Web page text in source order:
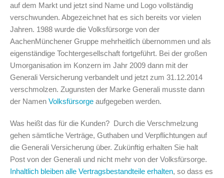
auf dem Markt und jetzt sind Name und Logo vollständig
verschwunden. Abgezeichnet hat es sich bereits vor vielen
Jahren. 1988 wurde die Volksfürsorge von der
AachenMünchener Gruppe mehrheitlich übernommen und als
eigenständige Tochtergesellschaft fortgeführt. Bei der großen
Umorganisation im Konzern im Jahr 2009 dann mit der
Generali Versicherung verbandelt und jetzt zum 31.12.2014
verschmolzen. Zugunsten der Marke Generali musste dann
der Namen Volksfürsorge aufgegeben werden.
Was heißt das für die Kunden? Durch die Verschmelzung
gehen sämtliche Verträge, Guthaben und Verpflichtungen auf
die Generali Versicherung über. Zukünftig erhalten Sie halt
Post von der Generali und nicht mehr von der Volksfürsorge.
Inhaltlich bleiben alle Vertragsbestandteile erhalten, so dass es